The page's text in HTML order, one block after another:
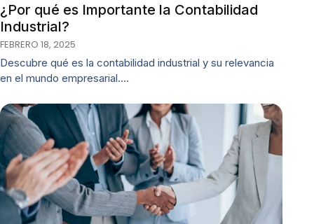
¿Por qué es Importante la Contabilidad
Industrial?
FEBRERO 18, 2025
Descubre qué es la contabilidad industrial y su relevancia
en el mundo empresarial.…